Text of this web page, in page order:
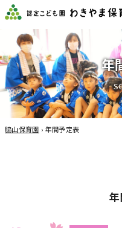
年
S
脇山保育園 › 年間予定表